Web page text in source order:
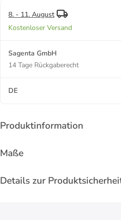
in Schwarz
in Iceblue
8. - 11. August
Kostenloser Versand
Sagenta GmbH
14 Tage Rückgaberecht
DE
Produktinformation
Maße
Details zur